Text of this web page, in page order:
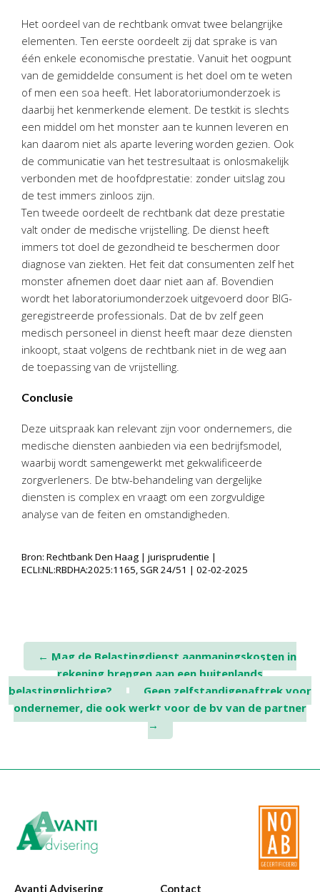
Het oordeel van de rechtbank omvat twee belangrijke
elementen. Ten eerste oordeelt zij dat sprake is van
één enkele economische prestatie. Vanuit het oogpunt
van de gemiddelde consument is het doel om te weten
of men een soa heeft. Het laboratoriumonderzoek is
daarbij het kenmerkende element. De testkit is slechts
een middel om het monster aan te kunnen leveren en
kan daarom niet als aparte levering worden gezien. Ook
de communicatie van het testresultaat is onlosmakelijk
verbonden met de hoofdprestatie: zonder uitslag zou
de test immers zinloos zijn.
Ten tweede oordeelt de rechtbank dat deze prestatie
valt onder de medische vrijstelling. De dienst heeft
immers tot doel de gezondheid te beschermen door
diagnose van ziekten. Het feit dat consumenten zelf het
monster afnemen doet daar niet aan af. Bovendien
wordt het laboratoriumonderzoek uitgevoerd door BIG-
geregistreerde professionals. Dat de bv zelf geen
medisch personeel in dienst heeft maar deze diensten
inkoopt, staat volgens de rechtbank niet in de weg aan
de toepassing van de vrijstelling.
Conclusie
Deze uitspraak kan relevant zijn voor ondernemers, die
medische diensten aanbieden via een bedrijfsmodel,
waarbij wordt samengewerkt met gekwalificeerde
zorgverleners. De btw-behandeling van dergelijke
diensten is complex en vraagt om een zorgvuldige
analyse van de feiten en omstandigheden.
Bron: Rechtbank Den Haag | jurisprudentie |
ECLI:NL:RBDHA:2025:1165, SGR 24/51 | 02-02-2025
Post
navigation
← Mag de Belastingdienst aanmaningskosten in
rekening brengen aan een buitenlands
belastingplichtige?
Geen zelfstandigenaftrek voor
ondernemer, die ook werkt voor de bv van de partner
→
Avanti Advisering Contact